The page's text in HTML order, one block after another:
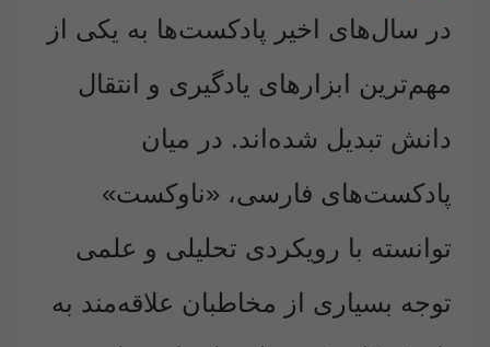
در سال‌های اخیر پادکست‌ها به یکی از
مهم‌ترین ابزارهای یادگیری و انتقال
دانش تبدیل شده‌اند. در میان
پادکست‌های فارسی، «ناوکست»
توانسته با رویکردی تحلیلی و علمی
توجه بسیاری از مخاطبان علاقه‌مند به